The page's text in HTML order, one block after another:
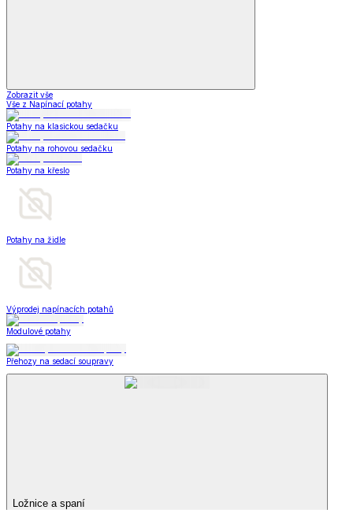
Zobrazit vše
Vše z Napínací potahy
Potahy na klasickou sedačku
Potahy na rohovou sedačku
Potahy na křeslo
Potahy na židle
Výprodej napínacích potahů
Modulové potahy
Přehozy na sedací soupravy
Ložnice a spaní